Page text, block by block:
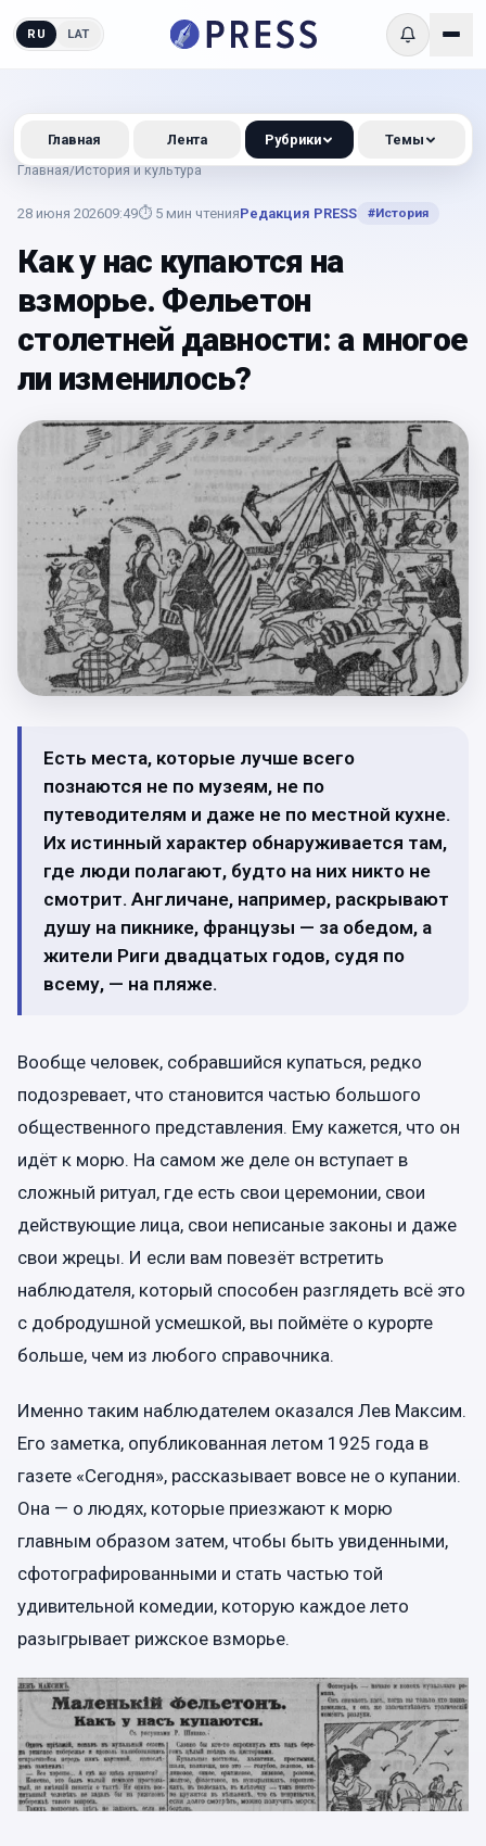
RU LAT
Главная/История и культура
28 июня 202609:49⏱ 5 мин чтенияРедакция PRESS #История
Как у нас купаются на
взморье. Фельетон
столетней давности: а многое
ли изменилось?
Есть места, которые лучше всего
познаются не по музеям, не по
путеводителям и даже не по местной кухне.
Их истинный характер обнаруживается там,
где люди полагают, будто на них никто не
смотрит. Англичане, например, раскрывают
душу на пикнике, французы — за обедом, а
жители Риги двадцатых годов, судя по
всему, — на пляже.
Вообще человек, собравшийся купаться, редко
подозревает, что становится частью большого
общественного представления. Ему кажется, что он
идёт к морю. На самом же деле он вступает в
сложный ритуал, где есть свои церемонии, свои
действующие лица, свои неписаные законы и даже
свои жрецы. И если вам повезёт встретить
наблюдателя, который способен разглядеть всё это
с добродушной усмешкой, вы поймёте о курорте
больше, чем из любого справочника.
Именно таким наблюдателем оказался Лев Максим.
Его заметка, опубликованная летом 1925 года в
газете «Сегодня», рассказывает вовсе не о купании.
Она — о людях, которые приезжают к морю
главным образом затем, чтобы быть увиденными,
сфотографированными и стать частью той
удивительной комедии, которую каждое лето
разыгрывает рижское взморье.
Главная Лента Рубрики Темы